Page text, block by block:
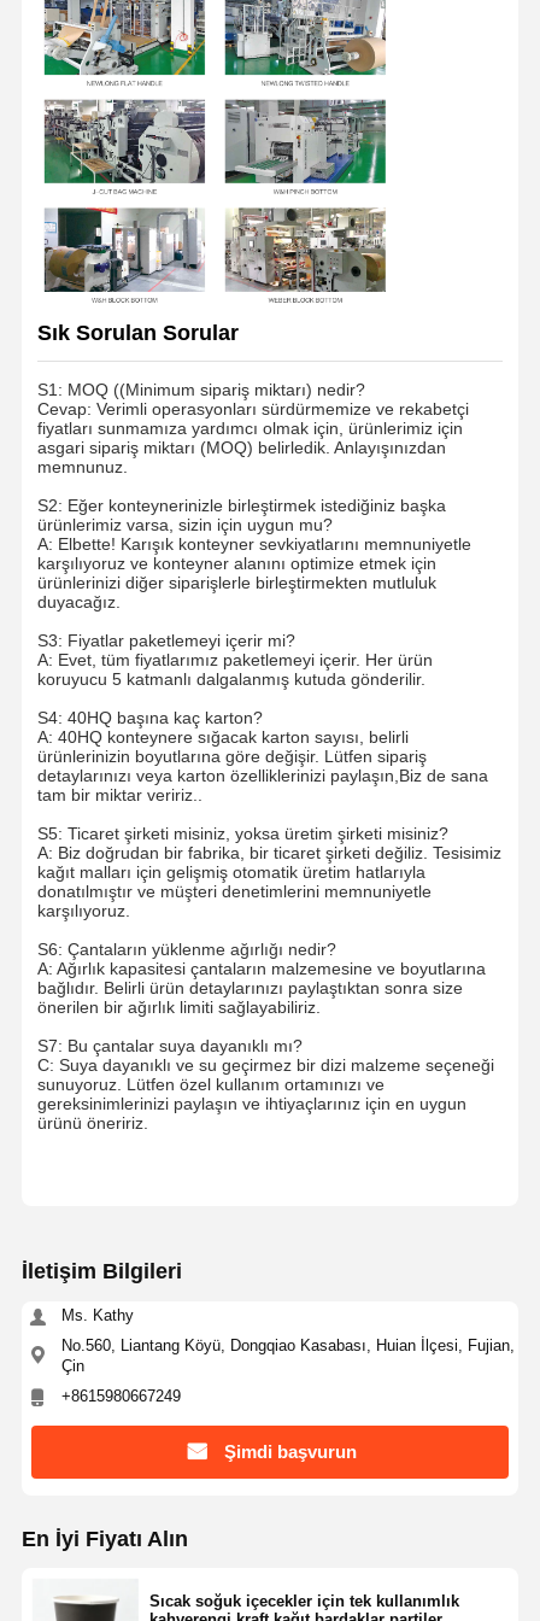
E-ticaret çantaları
Kağıt torba düz tutma
El yapımı kağıt torbalar
Gıda servisi tek kullanımlık ürünler
Kırpın Kâğıt Torbaları
Termal Kağıt Rulosu
Sık Sorulan Sorular
S1: MOQ ((Minimum sipariş miktarı) nedir?
Cevap: Verimli operasyonları sürdürmemize ve rekabetçi
fiyatları sunmamıza yardımcı olmak için, ürünlerimiz için
asgari sipariş miktarı (MOQ) belirledik. Anlayışınızdan
memnunuz.
S2: Eğer konteynerinizle birleştirmek istediğiniz başka
ürünlerimiz varsa, sizin için uygun mu?
A: Elbette! Karışık konteyner sevkiyatlarını memnuniyetle
karşılıyoruz ve konteyner alanını optimize etmek için
ürünlerinizi diğer siparişlerle birleştirmekten mutluluk
duyacağız.
S3: Fiyatlar paketlemeyi içerir mi?
A: Evet, tüm fiyatlarımız paketlemeyi içerir. Her ürün
koruyucu 5 katmanlı dalgalanmış kutuda gönderilir.
S4: 40HQ başına kaç karton?
A: 40HQ konteynere sığacak karton sayısı, belirli
ürünlerinizin boyutlarına göre değişir. Lütfen sipariş
detaylarınızı veya karton özelliklerinizi paylaşın,Biz de sana
tam bir miktar veririz..
S5: Ticaret şirketi misiniz, yoksa üretim şirketi misiniz?
A: Biz doğrudan bir fabrika, bir ticaret şirketi değiliz. Tesisimiz
kağıt malları için gelişmiş otomatik üretim hatlarıyla
donatılmıştır ve müşteri denetimlerini memnuniyetle
karşılıyoruz.
S6: Çantaların yüklenme ağırlığı nedir?
A: Ağırlık kapasitesi çantaların malzemesine ve boyutlarına
bağlıdır. Belirli ürün detaylarınızı paylaştıktan sonra size
önerilen bir ağırlık limiti sağlayabiliriz.
S7: Bu çantalar suya dayanıklı mı?
C: Suya dayanıklı ve su geçirmez bir dizi malzeme seçeneği
sunuyoruz. Lütfen özel kullanım ortamınızı ve
gereksinimlerinizi paylaşın ve ihtiyaçlarınız için en uygun
ürünü öneririz.
İletişim Bilgileri
Ms. Kathy
No.560, Liantang Köyü, Dongqiao Kasabası, Huian İlçesi, Fujian,
Çin
+8615980667249
Şimdi başvurun
En İyi Fiyatı Alın
Sıcak soğuk içecekler için tek kullanımlık